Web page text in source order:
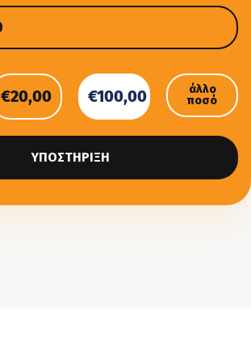
€20,00 €100,00
άλλο
ποσό
ΥΠΟΣΤΉΡΙΞΗ